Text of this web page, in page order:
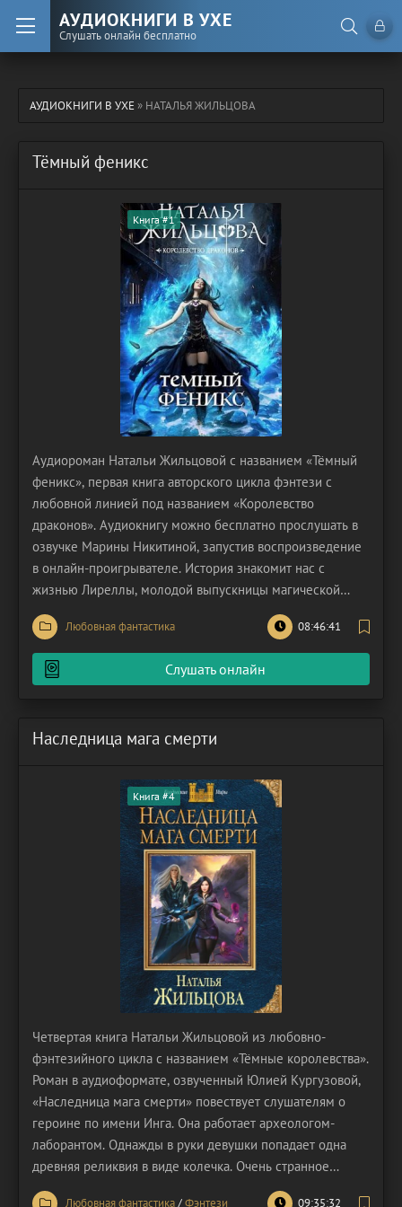
АУДИОКНИГИ В УХЕ
Слушать онлайн бесплатно
АУДИОКНИГИ В УХЕ» НАТАЛЬЯ ЖИЛЬЦОВА
Тёмный феникс
Книга #1
Аудиороман Натальи Жильцовой с названием «Тёмный
феникс», первая книга авторского цикла фэнтези с
любовной линией под названием «Королевство
драконов». Аудиокнигу можно бесплатно прослушать в
озвучке Марины Никитиной, запустив воспроизведение
в онлайн-проигрывателе. История знакомит нас с
жизнью Лиреллы, молодой выпускницы магической
академии, получившей назначение в весьма необычное
место – агентство ритуальных услуг под названием
"Земля и нелюди". Данное заведение, судя по всему,
Любовная фантастика 08:46:41
Слушать онлайн
Наследница мага смерти
Книга #4
Четвертая книга Натальи Жильцовой из любовно-
фэнтезийного цикла с названием «Тёмные королевства».
Роман в аудиоформате, озвученный Юлией Кургузовой,
«Наследница мага смерти» повествует слушателям о
героине по имени Инга. Она работает археологом-
лаборантом. Однажды в руки девушки попадает одна
древняя реликвия в виде колечка. Очень странное
кольцо, о котором нет упоминаний ни в одном из
Любовная фантастика/Фэнтези 09:35:32